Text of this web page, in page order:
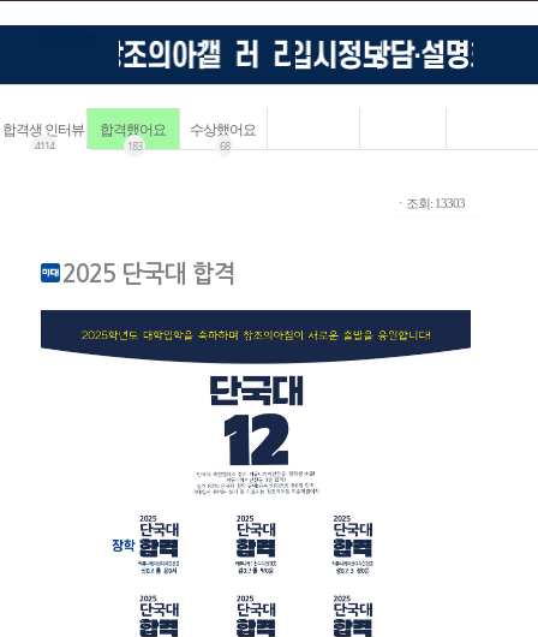
합격생 인터뷰
4114
합격했어요
183
수상했어요
68
ㆍ조회: 13303
2025 단국대 합격